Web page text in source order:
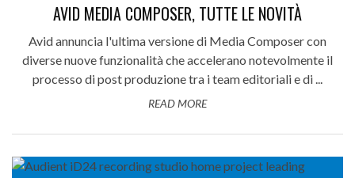
AVID MEDIA COMPOSER, TUTTE LE NOVITÀ
Avid annuncia l'ultima versione di Media Composer con
diverse nuove funzionalità che accelerano notevolmente il
processo di post produzione tra i team editoriali e di ...
READ MORE